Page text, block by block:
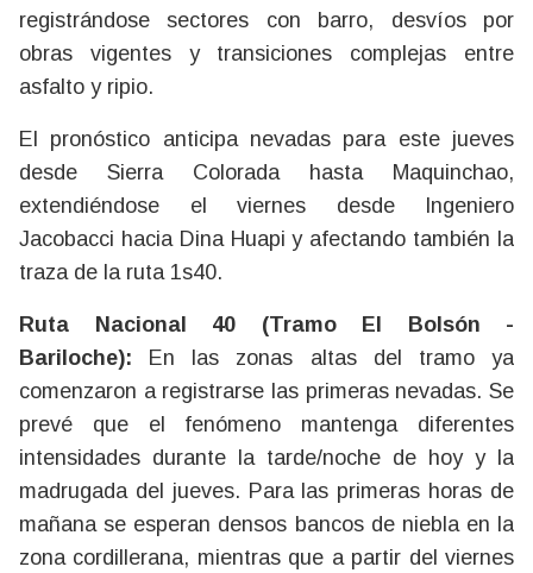
registrándose sectores con barro, desvíos por
obras vigentes y transiciones complejas entre
asfalto y ripio.
El pronóstico anticipa nevadas para este jueves
desde Sierra Colorada hasta Maquinchao,
extendiéndose el viernes desde Ingeniero
Jacobacci hacia Dina Huapi y afectando también la
traza de la ruta 1s40.
Ruta Nacional 40 (Tramo El Bolsón -
Bariloche): En las zonas altas del tramo ya
comenzaron a registrarse las primeras nevadas. Se
prevé que el fenómeno mantenga diferentes
intensidades durante la tarde/noche de hoy y la
madrugada del jueves. Para las primeras horas de
mañana se esperan densos bancos de niebla en la
zona cordillerana, mientras que a partir del viernes